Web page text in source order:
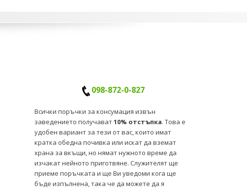
098-872-0-827
Всички поръчки за консумация извън
заведението получават10% отстъпка. Това е
удобен вариант за тези от вас, които имат
кратка обедна почивка или искат да вземат
храна за вкъщи, но нямат нужното време да
изчакат нейното приготвяне. Служителят ще
приеме поръчката и ще Ви уведоми кога ще
бъде изпълнена, така че да можете да я